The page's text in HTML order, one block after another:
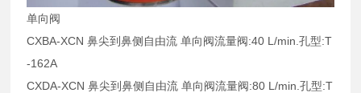
单向阀
CXBA-XCN 鼻尖到鼻侧自由流 单向阀流量阀:40 L/min.孔型:T
-162A
CXDA-XCN 鼻尖到鼻侧自由流 单向阀流量阀:80 L/min.孔型:T